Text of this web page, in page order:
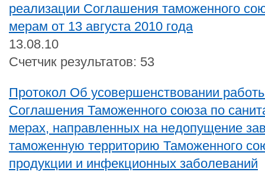
реализации Соглашения таможенного
мерам от 13 августа 2010 года
13.08.10
Счетчик результатов: 53
Протокол Об усовершенствовании
Соглашения Таможенного союза по
мерах, направленных на недопущение
таможенную территорию Таможенного
продукции и инфекционных заболеваний